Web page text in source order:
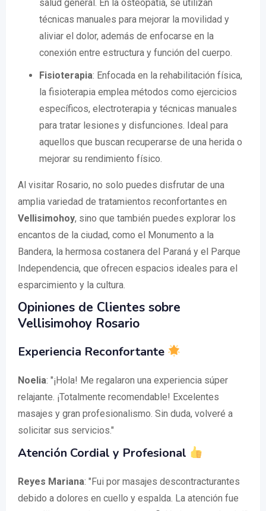
salud general. En la osteopatía, se utilizan
técnicas manuales para mejorar la movilidad y
aliviar el dolor, además de enfocarse en la
conexión entre estructura y función del cuerpo.
Fisioterapia: Enfocada en la rehabilitación física,
la fisioterapia emplea métodos como ejercicios
específicos, electroterapia y técnicas manuales
para tratar lesiones y disfunciones. Ideal para
aquellos que buscan recuperarse de una herida o
mejorar su rendimiento físico.
Al visitar Rosario, no solo puedes disfrutar de una
amplia variedad de tratamientos reconfortantes en
Vellisimohoy, sino que también puedes explorar los
encantos de la ciudad, como el Monumento a la
Bandera, la hermosa costanera del Paraná y el Parque
Independencia, que ofrecen espacios ideales para el
esparcimiento y la cultura.
Opiniones de Clientes sobre
Vellisimohoy Rosario
Experiencia Reconfortante
Noelia: "¡Hola! Me regalaron una experiencia súper
relajante. ¡Totalmente recomendable! Excelentes
masajes y gran profesionalismo. Sin duda, volveré a
solicitar sus servicios."
Atención Cordial y Profesional
Reyes Mariana: "Fui por masajes descontracturantes
debido a dolores en cuello y espalda. La atención fue